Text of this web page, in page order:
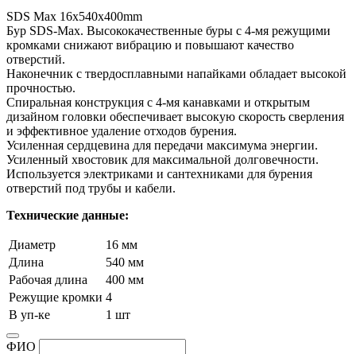
SDS Max 16x540x400mm
Бур SDS-Мах. Высококачественные буры с 4-мя режущими
кромками снижают вибрацию и повышают качество
отверстий.
Наконечник с твердосплавными напайками обладает высокой
прочностью.
Спиральная конструкция с 4-мя канавками и открытым
дизайном головки обеспечивает высокую скорость сверления
и эффективное удаление отходов бурения.
Усиленная сердцевина для передачи максимума энергии.
Усиленный хвостовик для максимальной долговечности.
Используется электриками и сантехниками для бурения
отверстий под трубы и кабели.
Технические данные:
Диаметр
16 мм
Длина
540 мм
Рабочая длина
400 мм
Режущие кромки 4
В уп-ке
1 шт
ФИО